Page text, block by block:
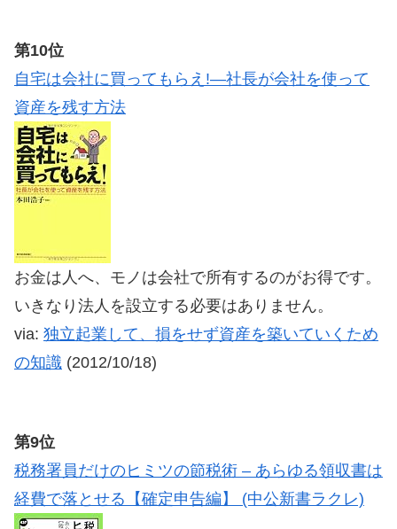
第10位
自宅は会社に買ってもらえ!―社長が会社を使って
資産を残す方法
お金は人へ、モノは会社で所有するのがお得です。
いきなり法人を設立する必要はありません。
via: 独立起業して、損をせず資産を築いていくため
の知識 (2012/10/18)
第9位
税務署員だけのヒミツの節税術 – あらゆる領収書は
経費で落とせる【確定申告編】 (中公新書ラクレ)